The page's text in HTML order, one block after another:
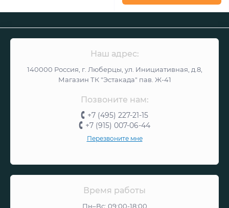
Наш адрес:
140000 Россия, г. Люберцы, ул. Инициативная, д.8,
Магазин ТК "Эстакада" пав. Ж-41
Позвоните нам:
+7 (495) 227-21-15
+7 (915) 007-06-44
Перезвоните мне
Время работы
Пн–Вс: 09:00-18:00